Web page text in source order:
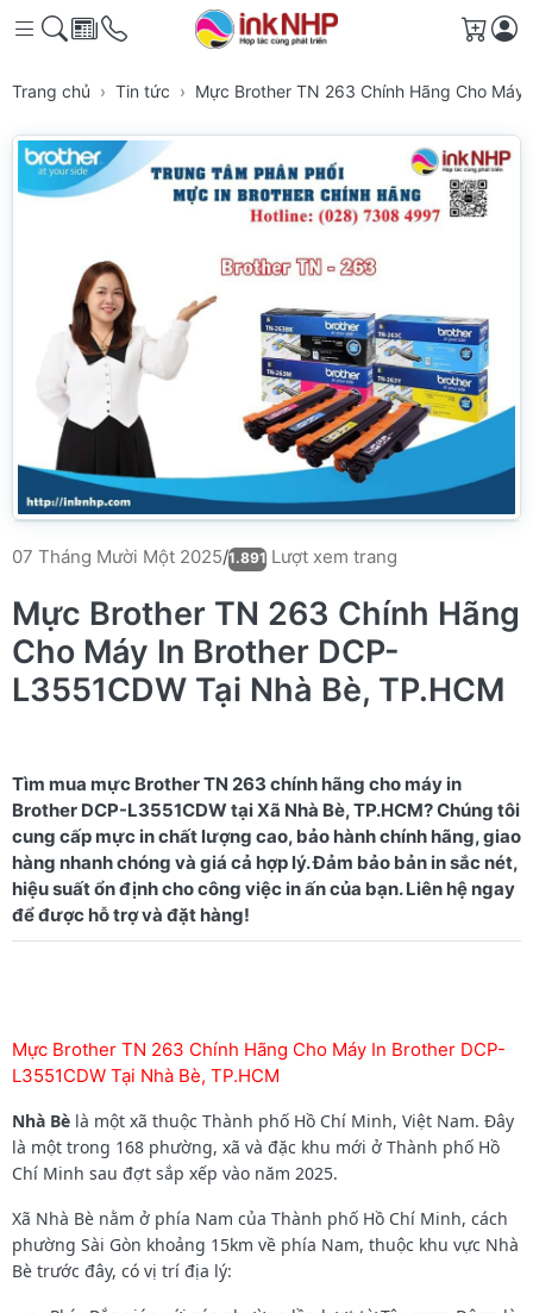
Giỏ
Trang chủ Tin tức Mực Brother TN 263 Chính Hãng Cho Máy
07 Tháng Mười Một 2025/1.891 Lượt xem trang
Mực Brother TN 263 Chính Hãng
Cho Máy In Brother DCP-
L3551CDW Tại Nhà Bè, TP.HCM
Tìm mua mực Brother TN 263 chính hãng cho máy in
Brother DCP-L3551CDW tại Xã Nhà Bè, TP.HCM? Chúng tôi
cung cấp mực in chất lượng cao, bảo hành chính hãng, giao
hàng nhanh chóng và giá cả hợp lý. Đảm bảo bản in sắc nét,
hiệu suất ổn định cho công việc in ấn của bạn. Liên hệ ngay
Mực Brother TN 263 Chính Hãng Cho Máy In Brother DCP-
L3551CDW Tại Nhà Bè, TP.HCM
Nhà Bè là một xã thuộc Thành phố Hồ Chí Minh, Việt Nam. Đây
là một trong 168 phường, xã và đặc khu mới ở Thành phố Hồ
Chí Minh sau đợt sắp xếp vào năm 2025.
Xã Nhà Bè nằm ở phía Nam của Thành phố Hồ Chí Minh, cách
phường Sài Gòn khoảng 15km về phía Nam, thuộc khu vực Nhà
Bè trước đây, có vị trí địa lý: